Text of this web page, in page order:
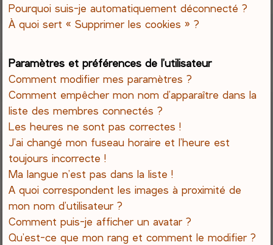
Pourquoi suis-je automatiquement déconnecté ?
À quoi sert « Supprimer les cookies » ?
Paramètres et préférences de l’utilisateur
Comment modifier mes paramètres ?
Comment empêcher mon nom d’apparaître dans la
liste des membres connectés ?
Les heures ne sont pas correctes !
J’ai changé mon fuseau horaire et l’heure est
toujours incorrecte !
Ma langue n’est pas dans la liste !
A quoi correspondent les images à proximité de
mon nom d’utilisateur ?
Comment puis-je afficher un avatar ?
Qu’est-ce que mon rang et comment le modifier ?